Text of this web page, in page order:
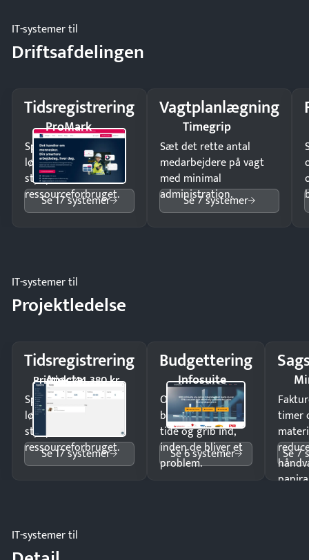
IT-systemer til
Driftsafdelingen
Tidsregistrering
ProMark
Spar tid på
lønberegning og få
styr på
ressourceforbruget.
Se 17 systemer
Vagtplanlægning
Timegrip
Sæt det rette antal
medarbejdere på vagt
med minimal
administration.
Se 7 systemer
IT-systemer til
Projektledelse
Tidsregistrering
Apacta
Pristjek: 44.380 kr
Spar tid på
lønberegning og få
styr på
ressourceforbruget.
Se 17 systemer
Budgettering
Infosuite
Opdag
budgetafvigelser i
tide og grib ind,
inden de bliver et
problem.
Se 6 systemer
timer
Se 7
IT-systemer til